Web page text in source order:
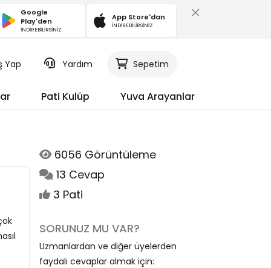
Google
Play'den
İNDİREBİLİRSİNİZ
App Store'dan
İNDİREBİLİRSİNİZ
Yap Yardım Sepetim
Pati Kulüp Yuva Arayanlar
6056 Görüntüleme
13 Cevap
3 Pati
SORUNUZ MU VAR?
Uzmanlardan ve diğer üyelerden
faydalı cevaplar almak için: